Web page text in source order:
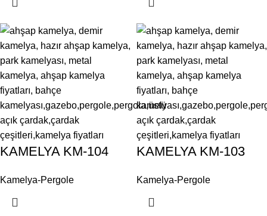
KAMELYA KM-104
Kamelya-Pergole
KAMELYA KM-103
Kamelya-Pergole